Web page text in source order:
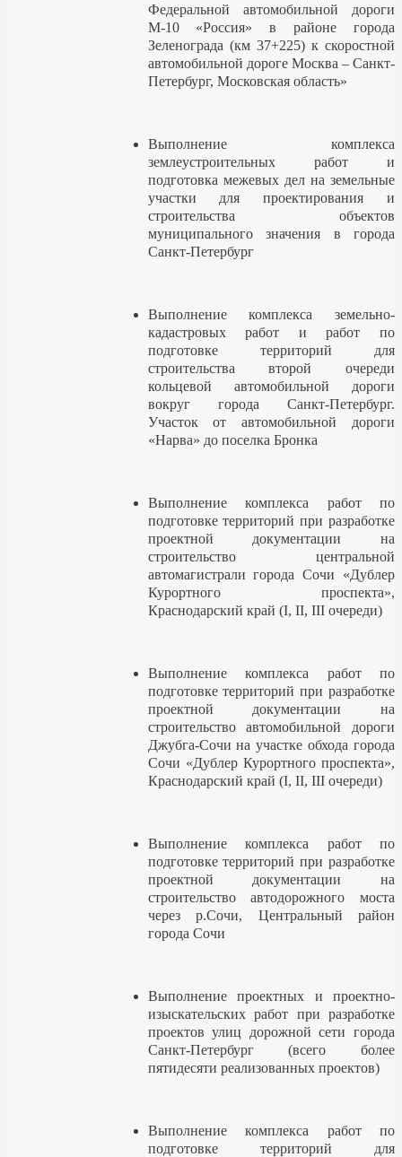
Федеральной автомобильной дороги
М-10 «Россия» в районе города
Зеленограда (км 37+225) к скоростной
автомобильной дороге Москва – Санкт-
Петербург, Московская область»
Выполнение комплекса
землеустроительных работ и
подготовка межевых дел на земельные
участки для проектирования и
строительства объектов
муниципального значения в города
Санкт-Петербург
Выполнение комплекса земельно-
кадастровых работ и работ по
подготовке территорий для
строительства второй очереди
кольцевой автомобильной дороги
вокруг города Санкт-Петербург.
Участок от автомобильной дороги
«Нарва» до поселка Бронка
Выполнение комплекса работ по
подготовке территорий при разработке
проектной документации на
строительство центральной
автомагистрали города Сочи «Дублер
Курортного проспекта»,
Краснодарский край (I, II, III очереди)
Выполнение комплекса работ по
подготовке территорий при разработке
проектной документации на
строительство автомобильной дороги
Джубга-Сочи на участке обхода города
Сочи «Дублер Курортного проспекта»,
Краснодарский край (I, II, III очереди)
Выполнение комплекса работ по
подготовке территорий при разработке
проектной документации на
строительство автодорожного моста
через р.Сочи, Центральный район
города Сочи
Выполнение проектных и проектно-
изыскательских работ при разработке
проектов улиц дорожной сети города
Санкт-Петербург (всего более
пятидесяти реализованных проектов)
Выполнение комплекса работ по
подготовке территорий для